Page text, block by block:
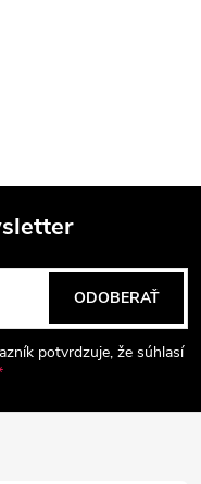
potvrdzuje, že súhlasí
ODOBERAŤ